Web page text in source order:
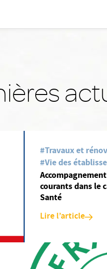
#Travaux et
#Vie des
courants dans le
Santé
Lire l’article